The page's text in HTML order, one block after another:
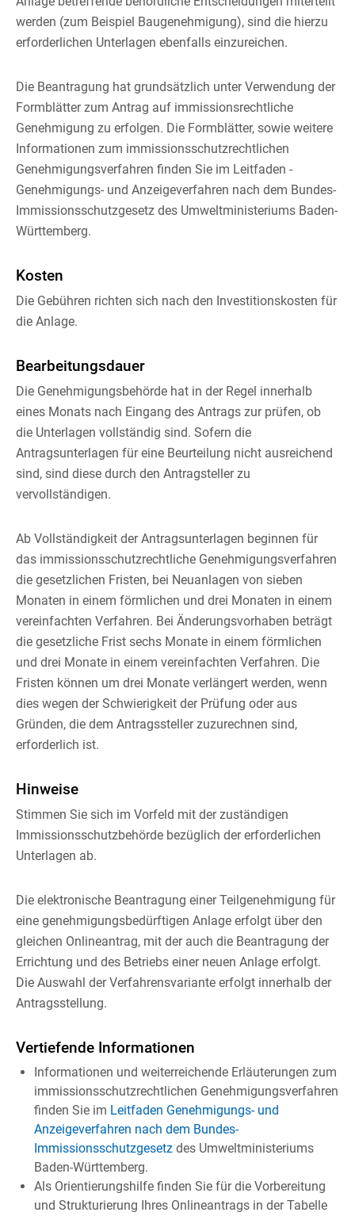
werden (zum Beispiel Baugenehmigung), sind die hierzu
erforderlichen Unterlagen ebenfalls einzureichen.
Die Beantragung hat grundsätzlich unter Verwendung der
Formblätter zum Antrag auf immissionsrechtliche
Genehmigung zu erfolgen. Die Formblätter, sowie weitere
Informationen zum immissionsschutzrechtlichen
Genehmigungsverfahren finden Sie im Leitfaden -
Genehmigungs- und Anzeigeverfahren nach dem Bundes-
Immissionsschutzgesetz des Umweltministeriums Baden-
Württemberg.
Kosten
Die Gebühren richten sich nach den Investitionskosten für
die Anlage.
Bearbeitungsdauer
Die Genehmigungsbehörde hat in der Regel innerhalb
eines Monats nach Eingang des Antrags zur prüfen, ob
die Unterlagen vollständig sind. Sofern die
Antragsunterlagen für eine Beurteilung nicht ausreichend
sind, sind diese durch den Antragsteller zu
vervollständigen.
Ab Vollständigkeit der Antragsunterlagen beginnen für
das immissionsschutzrechtliche Genehmigungsverfahren
die gesetzlichen Fristen, bei Neuanlagen von sieben
Monaten in einem förmlichen und drei Monaten in einem
vereinfachten Verfahren. Bei Änderungsvorhaben beträgt
die gesetzliche Frist sechs Monate in einem förmlichen
und drei Monate in einem vereinfachten Verfahren. Die
Fristen können um drei Monate verlängert werden, wenn
dies wegen der Schwierigkeit der Prüfung oder aus
Gründen, die dem Antragssteller zuzurechnen sind,
erforderlich ist.
Hinweise
Stimmen Sie sich im Vorfeld mit der zuständigen
Immissionsschutzbehörde bezüglich der erforderlichen
Unterlagen ab.
Die elektronische Beantragung einer Teilgenehmigung für
eine genehmigungsbedürftigen Anlage erfolgt über den
gleichen Onlineantrag, mit der auch die Beantragung der
Errichtung und des Betriebs einer neuen Anlage erfolgt.
Die Auswahl der Verfahrensvariante erfolgt innerhalb der
Antragsstellung.
Vertiefende Informationen
Informationen und weiterreichende Erläuterungen zum
immissionsschutzrechtlichen Genehmigungsverfahren
finden Sie im Leitfaden Genehmigungs- und
Anzeigeverfahren nach dem Bundes-
Immissionsschutzgesetz des Umweltministeriums
Baden-Württemberg.
Als Orientierungshilfe finden Sie für die Vorbereitung
und Strukturierung Ihres Onlineantrags in der Tabelle